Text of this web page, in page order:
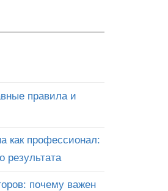
правила и
как профессионал:
результата
почему важен